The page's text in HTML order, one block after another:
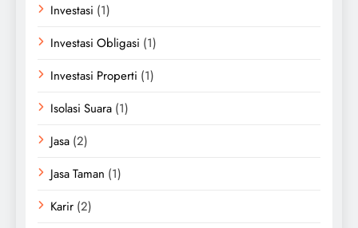
Investasi (1)
Investasi Obligasi (1)
Investasi Properti (1)
Isolasi Suara (1)
Jasa (2)
Jasa Taman (1)
Karir (2)